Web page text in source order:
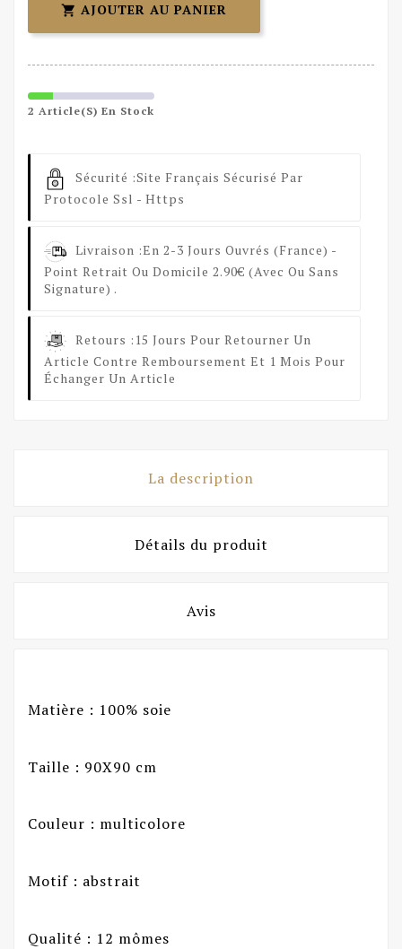
 AJOUTER AU PANIER
2 Article(s) En Stock
Sécurité :Site Français Sécurisé Par
Protocole Ssl - Https
Livraison :En 2-3 Jours Ouvrés (France) -
Point Retrait Ou Domicile 2.90€ (avec Ou Sans
Signature) .
Retours : 15 Jours Pour Retourner Un
Article Contre Remboursement Et 1 Mois Pour
Échanger Un Article
La description
Détails du produit
Avis
Matière : 100% soie
Taille : 90X90 cm
Couleur : multicolore
Motif : abstrait
Qualité : 12 mômes